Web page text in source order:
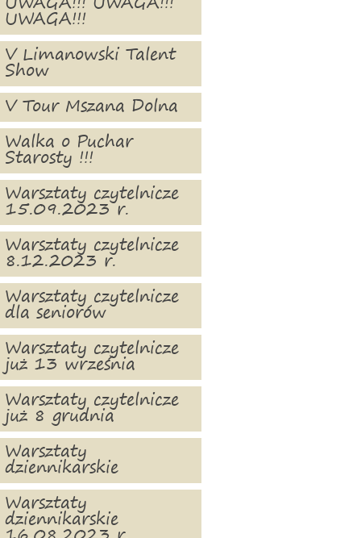
UWAGA!!!
V Limanowski Talent
Show
V Tour Mszana Dolna
Walka o Puchar
Starosty !!!
Warsztaty czytelnicze
15.09.2023 r.
Warsztaty czytelnicze
8.12.2023 r.
Warsztaty czytelnicze
dla seniorów
Warsztaty czytelnicze
już 13 września
Warsztaty czytelnicze
już 8 grudnia
Warsztaty
dziennikarskie
Warsztaty
dziennikarskie